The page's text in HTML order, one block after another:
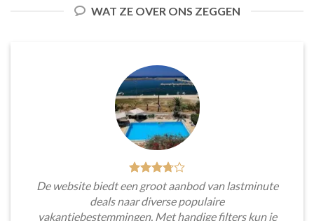
WAT ZE OVER ONS ZEGGEN
De website biedt een groot aanbod van lastminute
deals naar diverse populaire
vakantiebestemmingen. Met handige filters kun je